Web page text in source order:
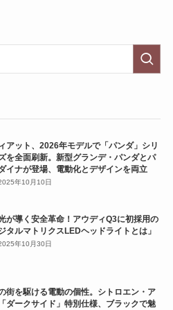
アット、2026年モデルで「パンダ」シリ
を全面刷新。新型グランデ・パンダとパ
イナが登場、電動化とデザインを両立
年10月10日
光が導く安全革命！アウディQ3に初採用の
タルマトリクスLEDヘッドライトとは」
年10月30日
街を駆ける電動の個性。シトロエン・ア
ダークサイド」特別仕様、ブラックで魅